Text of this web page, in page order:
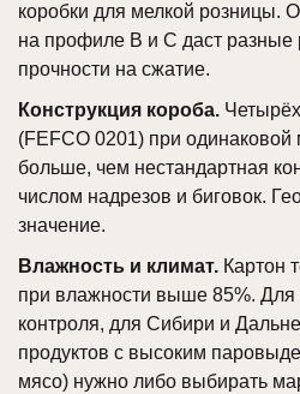
коробки для мелкой розницы.
на профиле B и C даст разные
прочности на сжатие.
Конструкция короба.
(FEFCO 0201) при
больше, чем нестандартная
числом надрезов и биговок.
значение.
Влажность и климат. Картон
при влажности выше 85%. Для
контроля, для Сибири и
продуктов с высоким
мясо) нужно либо выбирать